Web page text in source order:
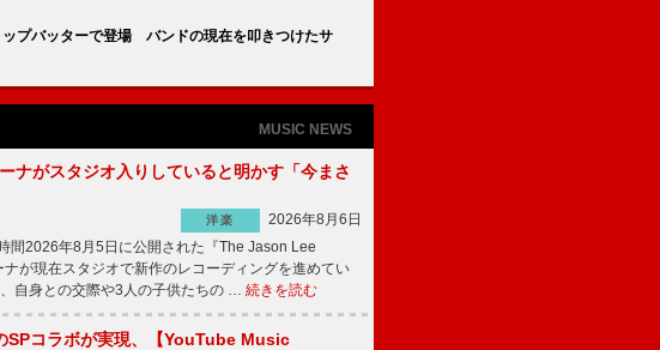
ップバッターで登場 バンドの現在を叩きつけたサ
MUSIC NEWS
ナがスタジオ入りしていると明かす「今まさ
洋楽
2026年8月6日
間2026年8月5日に公開された『The Jason Lee
が現在スタジオで新作のレコーディングを進めてい
自身との交際や3人の子供たちの … 続きを読む
SPコラボが実現、【YouTube Music